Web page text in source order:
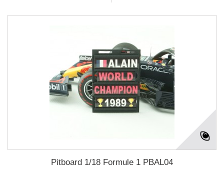
Pitboard 1/18 Formule 1 PBAL04